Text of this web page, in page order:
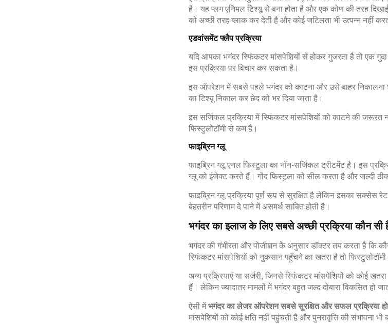
है। यह प्लग एनिमल टिश्यू से बना होता है और एक कोण की तरह
को अच्छी तरह ब्लाक कर देती है और कोई जटिलता भी उत्पन्न नहीं
एडवांसमेंट फ्लैप प्रक्रिया
यदि आपका भगंदर स्फिंकटर मांसपेशियों से होकर गुजरता है तो एक
इस प्रक्रिया पर विचार कर सकता है।
इस ऑपरेशन में सबसे पहले भगंदर को काटना और उसे बाहर
का टिश्यू निकाल कर छेद को भर दिया जाता है।
इस सर्जिकल प्रक्रिया में स्फिंकटर मांसपेशियों को काटने की
फिस्टुलोटॉमी से कम है।
फाइब्रिन ग्लू
फाइब्रिन ग्लू एनल फिस्टुला का नॉन-सर्जिकल ट्रीटमेंट है। इस
ग्लू को इंजेक्ट करते हैं। गोंद फिस्टुला को सील करता है और जल्दी
फाइब्रिन ग्लू प्रक्रिया पूर्ण रूप से सुरक्षित है लेकिन इसका
बेहतरीन परिणाम दे पाने में असमर्थ साबित होती है।
भगंदर का इलाज के लिए सबसे अच्छी प्रक्रिया कौन सी
भगंदर की गंभीरता और पोजीशन के अनुसार डॉक्टर तय करता है कि
स्फिंकटर मांसपेशियों को नुकसान पहुँचने का खतरा है तो फिस्टुलोटॉमी
अन्य प्रक्रियाएं या सर्जरी, जिनसे स्फिंकटर मांसपेशियों को कोई
हैं। लेकिन ज्यादातर मामलों में भगंदर बहुत जल्द दोबारा विकसित हो
ऐसी मेंभगंदर का लेजर ऑपरेशन सबसे सुरक्षित और सफल प्रक्रिया
मांसपेशियों को कोई क्षति नहीं पहुंचती है और पुनरावृत्ति की संभावना